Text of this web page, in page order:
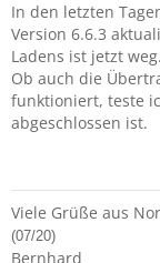
In den letzten
Version 6.6.3
Ladens ist jetzt weg.
Ob auch die
funktioniert, teste
abgeschlossen ist.
Viele Grüße aus
(07/20)
Bernhard